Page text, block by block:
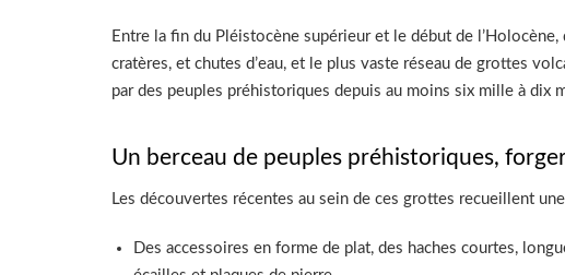
Entre la fin du Pléistocène supérieur et le début de
cratères, et chutes d’eau, et le plus vaste réseau de grottes
par des peuples préhistoriques depuis au moins six mille à dix
Un berceau de peuples préhistoriques,
Les découvertes récentes au sein de ces grottes recueillent
Des accessoires en forme de plat, des haches courtes,